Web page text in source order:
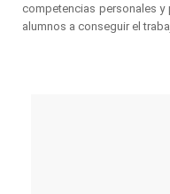
competencias personales
alumnos a conseguir el